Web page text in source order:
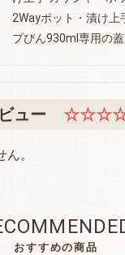
2Wayポット・漬け上
プびん930ml専用の蓋
ュー
。
おすすめの商品